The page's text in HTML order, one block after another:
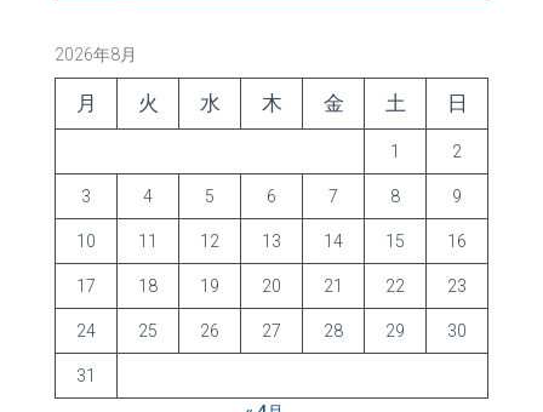
2026年8月
月 火 水 木 金 土 日
1 2
3 4 5 6 7 8 9
10 11 12 13 14 15 16
17 18 19 20 21 22 23
24 25 26 27 28 29 30
31